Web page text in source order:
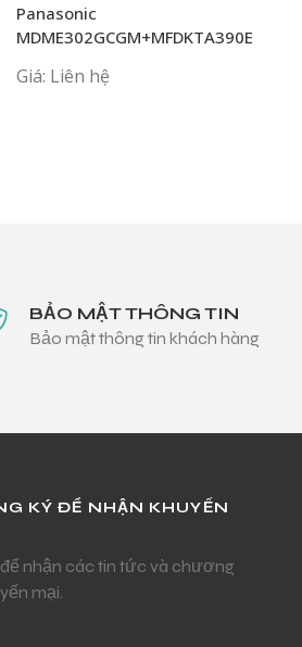
Panasonic
MDME302GCGM+MFDKTA390E
Giá: Liên hệ
BẢO MẬT THÔNG TIN
Bảo mật thông tin khách hàng
KÝ ĐỂ NHẬN KHUYẾN
nhận các tin tức và chương
mại.